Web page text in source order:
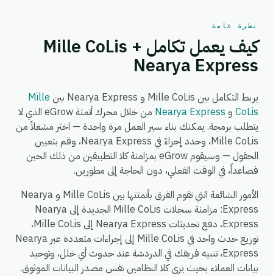
نظرة عامة
كيف يعمل تكامل Mille CoLis +
Nearya Express
يربط التكامل بين Mille CoLis و Nearya Express بين
Mille
CoLis و Nearya Express
من خلال محرك أتمتة eGrow الذي لا
يتطلب برمجة. يمكنك بناء سير العمل مرة واحدة — اختر مشغلاً من
Mille CoLis، وحدد إجراءً في Nearya Express، وقم بتعيين
الحقول — وسيقوم eGrow بمزامنة كلا التطبيقين من ذلك الحين
فصاعداً، في الوقت الفعلي، دون الحاجة إلى مطورين.
الأمور الشائعة التي تقوم الفرق بأتمتتها بين Mille CoLis و Nearya
Express: مزامنة سجلات Mille CoLis الجديدة إلى Nearya
Express، دفع تحديثات Nearya Express إلى Mille CoLis،
توزيع حدث واحد في Mille CoLis إلى إجراءات متعددة عبر Nearya
Express، تنبيه فريقك في الدردشة عند حدوث أي خلل، وتوحيد
بيانات العملاء بحيث يرى كلا النظامين نفس مصدر البيانات الموثوق.